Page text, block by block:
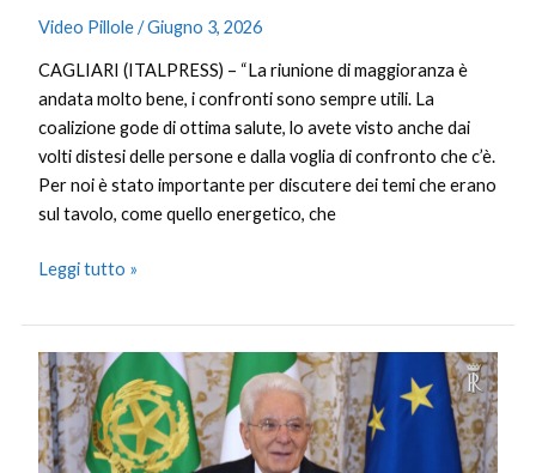
Video Pillole/Giugno 3, 2026
CAGLIARI (ITALPRESS) – “La riunione di maggioranza è
andata molto bene, i confronti sono sempre utili. La
coalizione gode di ottima salute, lo avete visto anche dai
volti distesi delle persone e dalla voglia di confronto che c’è.
Per noi è stato importante per discutere dei temi che erano
sul tavolo, come quello energetico, che
Leggi tutto »
Mattarella
“I
Carabinieri
sono